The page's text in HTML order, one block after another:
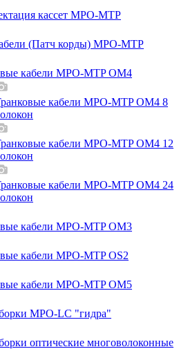
кассет MPO-MTP
(Патч корды) MPO-MTP
кабели MPO-MTP OM4
кабели MPO-MTP OM4 8
кабели MPO-MTP OM4 12
кабели MPO-MTP OM4 24
кабели MPO-MTP OM3
кабели MPO-MTP OS2
кабели MPO-MTP OM5
MPO-LC "гидра"
оптические многоволоконные